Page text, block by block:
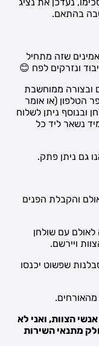
בהתאם.
שזה מתחיל
ונזרקים לפח 😊
ובצורה ממוחשבת
הטלפון (או אומר
ובנוסף ניתן לשלוח
נשאר ליד כל
גם ניתן פתק.
והקבלת הפנים
עם שולחן
ויירשם.
שפשוט יכנסו
הצוות, ואני לא
מתנאי השירות